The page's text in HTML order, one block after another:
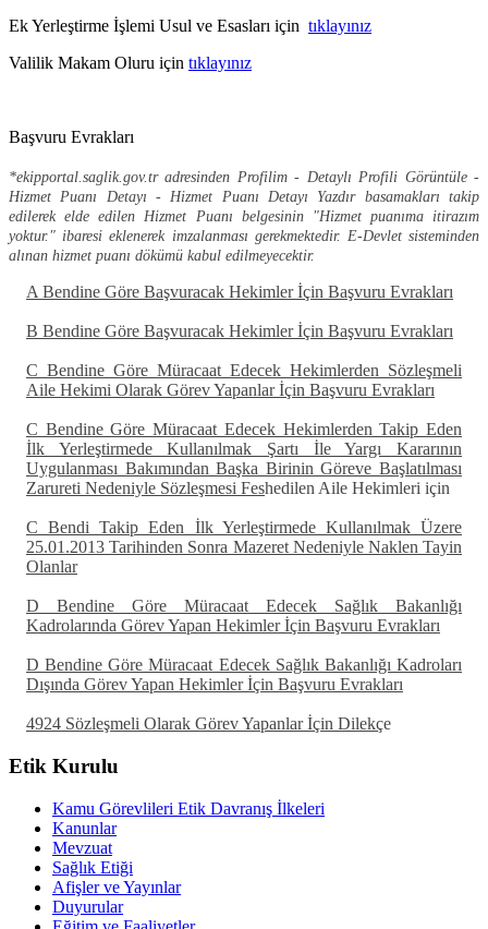
Ek Yerleştirme İşlemi Usul ve Esasları için tıklayınız
Valilik Makam Oluru için tıklayınız
Başvuru Evrakları
*ekipportal.saglik.gov.tr adresinden Profilim - Detaylı Profili Görüntüle -
Hizmet Puanı Detayı - Hizmet Puanı Detayı Yazdır basamakları takip
edilerek elde edilen Hizmet Puanı belgesinin "Hizmet puanıma itirazım
yoktur." ibaresi eklenerek imzalanması gerekmektedir. E-Devlet sisteminden
alınan hizmet puanı dökümü kabul edilmeyecektir.
A Bendine Göre Başvuracak Hekimler İçin Başvuru Evrakları
B Bendine Göre Başvuracak Hekimler İçin Başvuru Evrakları
C Bendine Göre Müracaat Edecek Hekimlerden Sözleşmeli
Aile Hekimi Olarak Görev Yapanlar İçin Başvuru Evrakları
C Bendine Göre Müracaat Edecek Hekimlerden Takip Eden
İlk Yerleştirmede Kullanılmak Şartı İle Yargı Kararının
Uygulanması Bakımından Başka Birinin Göreve Başlatılması
Zarureti Nedeniyle Sözleşmesi Feshedilen Aile Hekimleri için
C Bendi Takip Eden İlk Yerleştirmede Kullanılmak Üzere
25.01.2013 Tarihinden Sonra Mazeret Nedeniyle Naklen Tayin
Olanlar
D Bendine Göre Müracaat Edecek Sağlık Bakanlığı
Kadrolarında Görev Yapan Hekimler İçin Başvuru Evrakları
D Bendine Göre Müracaat Edecek Sağlık Bakanlığı Kadroları
Dışında Görev Yapan Hekimler İçin Başvuru Evrakları
4924 Sözleşmeli Olarak Görev Yapanlar İçin Dilekçe
Etik Kurulu
Kamu Görevlileri Etik Davranış İlkeleri
Kanunlar
Mevzuat
Sağlık Etiği
Afişler ve Yayınlar
Duyurular